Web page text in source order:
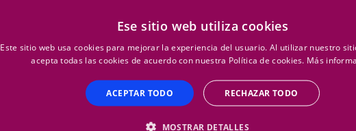
Ese sitio web utiliza cookies
Este sitio web usa cookies para mejorar la experiencia del usuario. Al utilizar nuestro
acepta todas las cookies de acuerdo con nuestra Política de cookies. Más
ACEPTAR TODO RECHAZAR TODO
MOSTRAR DETALLES